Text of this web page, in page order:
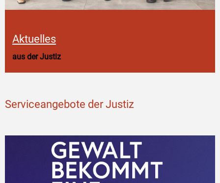
Aktuelles
aus der Justiz
Serviceangebote der Justiz